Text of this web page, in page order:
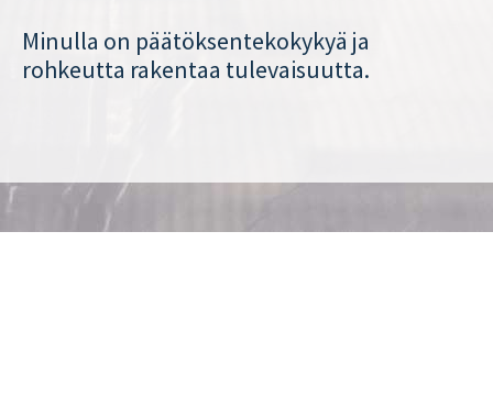
Minulla on päätöksentekokykyä ja
rohkeutta rakentaa tulevaisuutta.